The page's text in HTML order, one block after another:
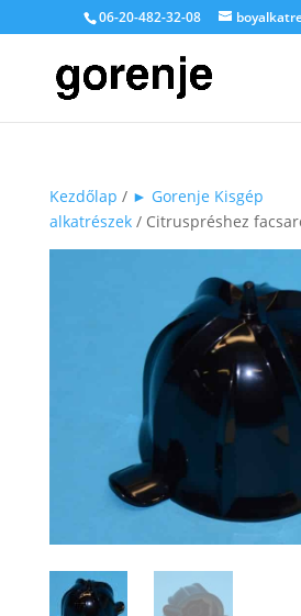
06-20-482-32-08
Kezdőlap / ► Gorenje Kisgép
alkatrészek/ Citruspréshez